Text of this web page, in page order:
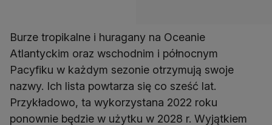
Burze tropikalne i huragany na Oceanie
Atlantyckim oraz wschodnim i północnym
Pacyfiku w każdym sezonie otrzymują swoje
nazwy. Ich lista powtarza się co sześć lat.
Przykładowo, ta wykorzystana 2022 roku
ponownie będzie w użytku w 2028 r. Wyjątkiem